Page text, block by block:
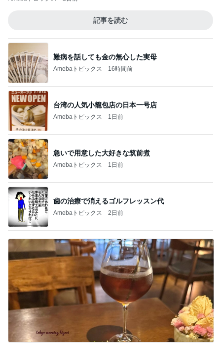
記事を読む
難病を話しても金の無心した実母
Amebaトピックス 16時間前
台湾の人気小籠包店の日本一号店
Amebaトピックス 1日前
急いで用意した大好きな筑前煮
Amebaトピックス 1日前
歯の治療で消えるゴルフレッスン代
Amebaトピックス 2日前